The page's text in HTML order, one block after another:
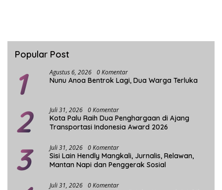
Popular Post
1 Agustus 6, 2026 0 Komentar
Nunu Anoa Bentrok Lagi, Dua Warga Terluka
2 Juli 31, 2026 0 Komentar
Kota Palu Raih Dua Penghargaan di Ajang
Transportasi Indonesia Award 2026
3 Juli 31, 2026 0 Komentar
Sisi Lain Hendly Mangkali, Jurnalis, Relawan,
Mantan Napi dan Penggerak Sosial
Juli 31, 2026 0 Komentar